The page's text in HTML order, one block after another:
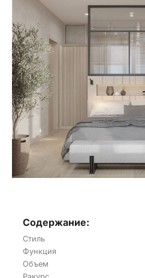
Содержание:
Стиль
Функция
Объем